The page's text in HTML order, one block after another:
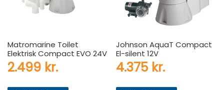
Matromarine Toilet
Elektrisk Compact EVO 24V
2.499 kr.
Johnson AquaT Compact
El-silent 12V
4.375 kr.